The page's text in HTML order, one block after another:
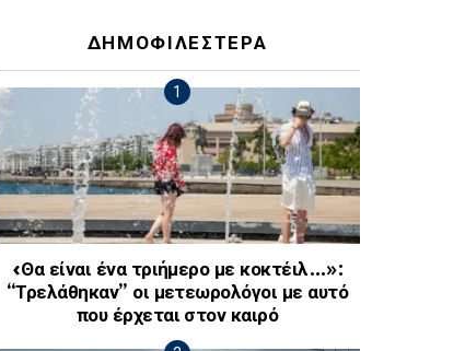
ΔΗΜΟΦΙΛΕΣΤΕΡΑ
«Θα είναι ένα τριήμερο με κοκτέιλ…»:
“Τρελάθηκαν” οι μετεωρολόγοι με αυτό
που έρχεται στον καιρό